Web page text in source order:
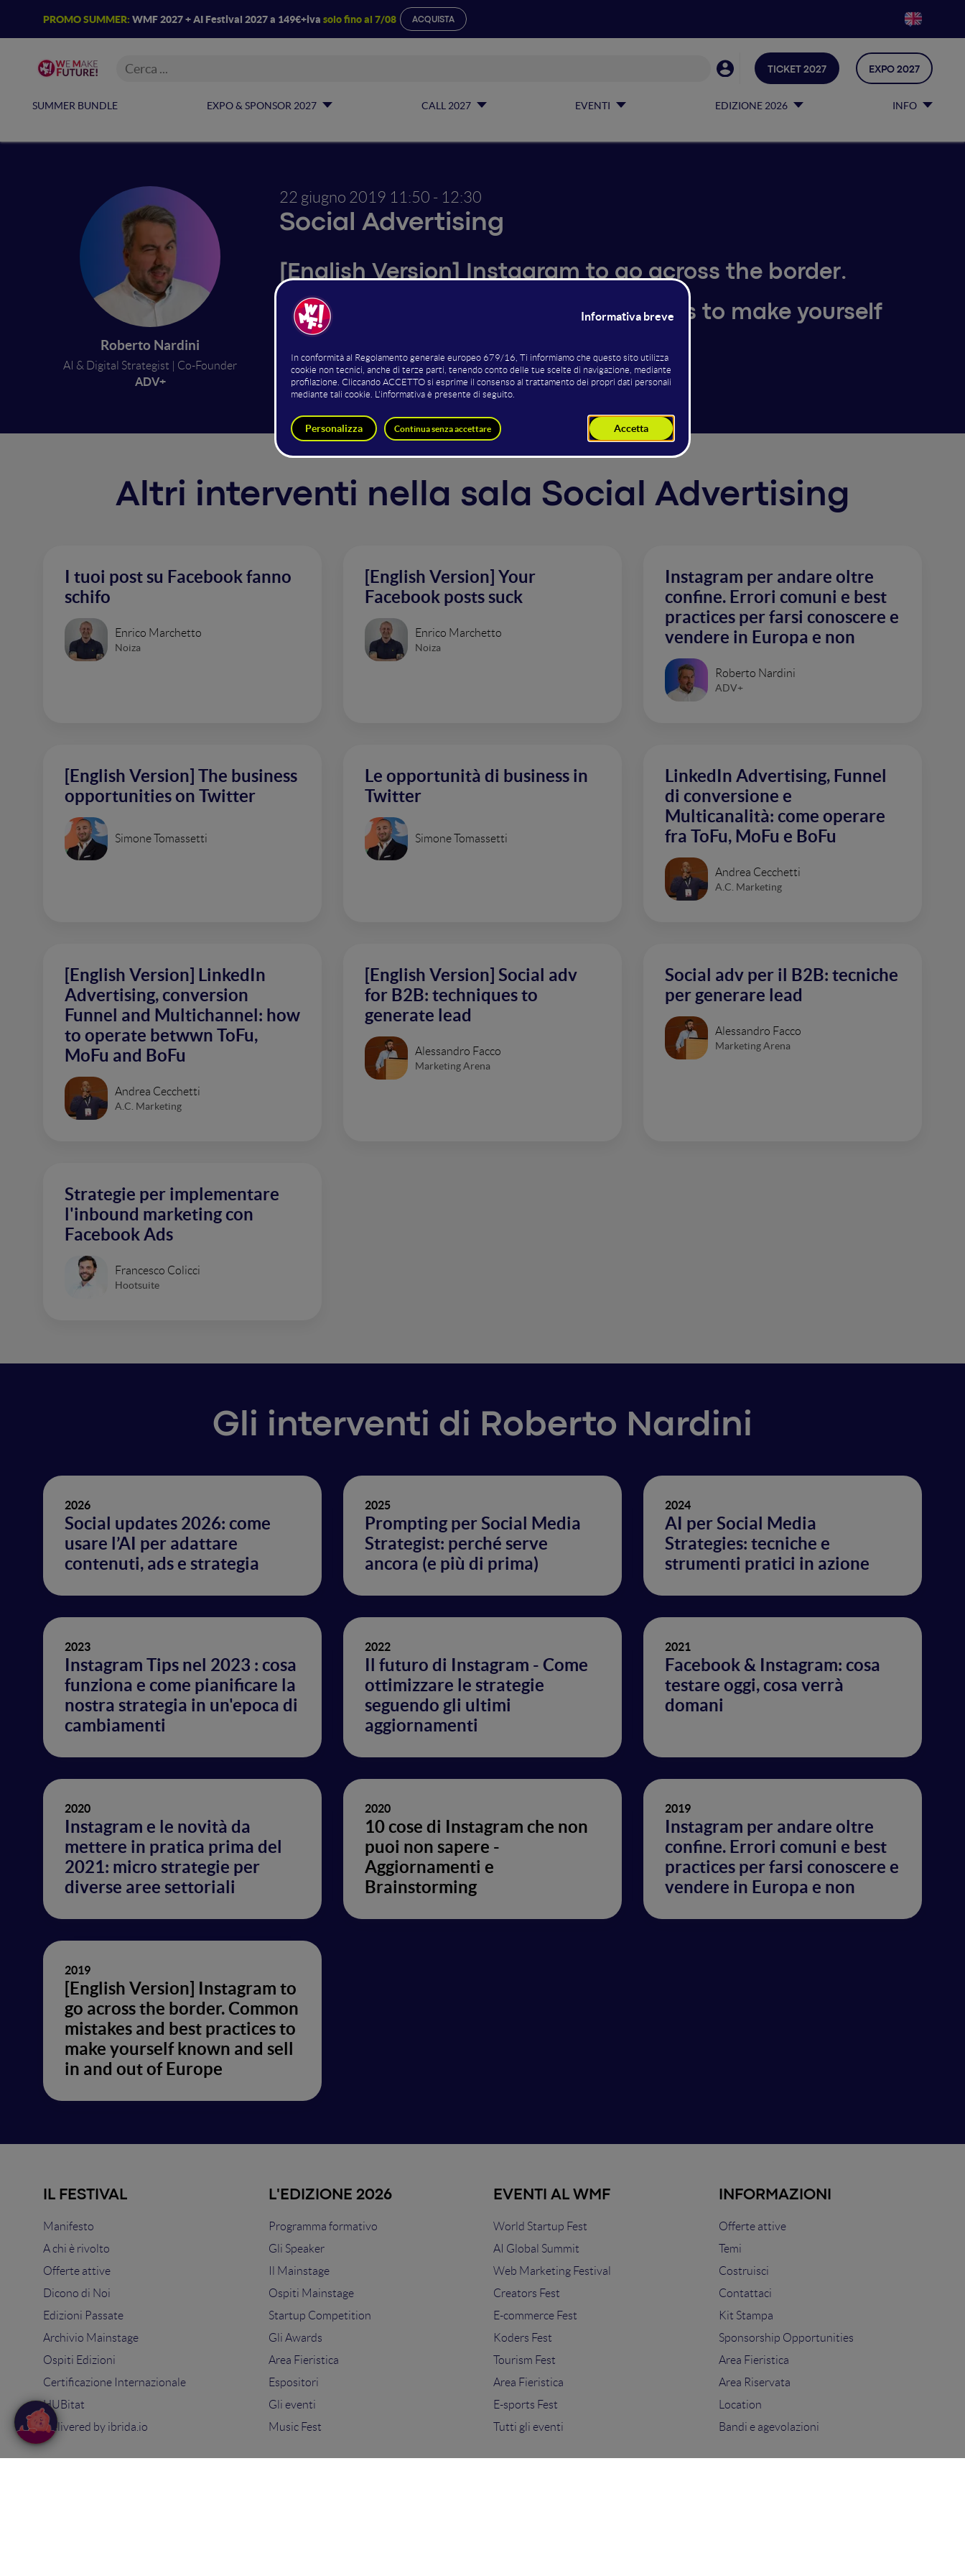
PROMO SUMMER: WMF 2027 + AI Festival 2027 a 149€+iva solo fino al 7/08 ACQUISTA
SUMMER BUNDLE EXPO & SPONSOR 2027 CALL 2027 EVENTI EDIZIONE 2026 INFO
TICKET 2027 EXPO 2027
Roberto Nardini
AI & Digital Strategist | Co-Founder
ADV+
22 giugno 2019 11:50 - 12:30
Social Advertising
[English Version] Instagram to go across the border.
Common mistakes and best practices to make yourself
known and sell in and out of Europe
Altri interventi nella sala Social Advertising
I tuoi post su Facebook fanno
schifo
Enrico Marchetto
Noiza
[English Version] Your
Facebook posts suck
Enrico Marchetto
Noiza
Instagram per andare oltre
confine. Errori comuni e best
practices per farsi conoscere e
vendere in Europa e non
Roberto Nardini
ADV+
[English Version] The business
opportunities on Twitter
Simone Tomassetti
Le opportunità di business in
Twitter
Simone Tomassetti
LinkedIn Advertising, Funnel
di conversione e
Multicanalità: come operare
fra ToFu, MoFu e BoFu
Andrea Cecchetti
A.C. Marketing
[English Version] LinkedIn
Advertising, conversion
Funnel and Multichannel: how
to operate betwwn ToFu,
MoFu and BoFu
Andrea Cecchetti
A.C. Marketing
[English Version] Social adv
for B2B: techniques to
generate lead
Alessandro Facco
Marketing Arena
Social adv per il B2B: tecniche
per generare lead
Alessandro Facco
Marketing Arena
Strategie per implementare
l'inbound marketing con
Facebook Ads
Francesco Colicci
Hootsuite
Gli interventi di Roberto Nardini
2026
Social updates 2026: come
usare l’AI per adattare
contenuti, ads e strategia
2025
Prompting per Social Media
Strategist: perché serve
ancora (e più di prima)
2024
AI per Social Media
Strategies: tecniche e
strumenti pratici in azione
2023
Instagram Tips nel 2023 : cosa
funziona e come pianificare la
nostra strategia in un'epoca di
cambiamenti
2022
Il futuro di Instagram - Come
ottimizzare le strategie
seguendo gli ultimi
aggiornamenti
2021
Facebook & Instagram: cosa
testare oggi, cosa verrà
domani
2020
Instagram e le novità da
mettere in pratica prima del
2021: micro strategie per
diverse aree settoriali
2020
10 cose di Instagram che non
puoi non sapere -
Aggiornamenti e
Brainstorming
2019
Instagram per andare oltre
confine. Errori comuni e best
practices per farsi conoscere e
vendere in Europa e non
2019
[English Version] Instagram to
go across the border. Common
mistakes and best practices to
make yourself known and sell
in and out of Europe
IL FESTIVAL
Manifesto
A chi è rivolto
Offerte attive
Dicono di Noi
Edizioni Passate
Archivio Mainstage
Ospiti Edizioni
Certificazione Internazionale
HUBitat
Delivered by ibrida.io
L'EDIZIONE 2026
Programma formativo
Gli Speaker
Il Mainstage
Ospiti Mainstage
Startup Competition
Gli Awards
Area Fieristica
Espositori
Gli eventi
Music Fest
EVENTI AL WMF
World Startup Fest
AI Global Summit
Web Marketing Festival
Creators Fest
E-commerce Fest
Koders Fest
Tourism Fest
Area Fieristica
E-sports Fest
Tutti gli eventi
INFORMAZIONI
Offerte attive
Temi
Costruisci
Contattaci
Kit Stampa
Sponsorship Opportunities
Area Fieristica
Area Riservata
Location
Bandi e agevolazioni